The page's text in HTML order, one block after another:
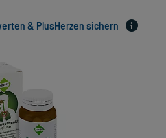
& PlusHerzen sichern